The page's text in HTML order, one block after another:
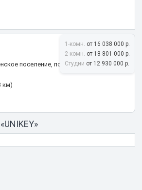
1-комн. от 16 038 000 р.
2-комн. от 18 801 000 р.
Студии от 12 930 000 р.
поселение, посёлок Коммунарка, ул.
км)